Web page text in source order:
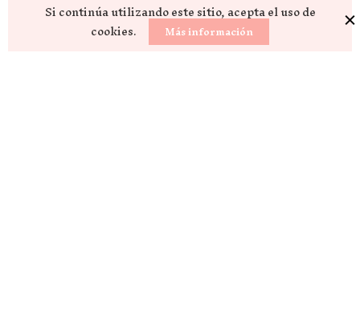
Si continúa utilizando este sitio, acepta el uso de
cookies. Más información